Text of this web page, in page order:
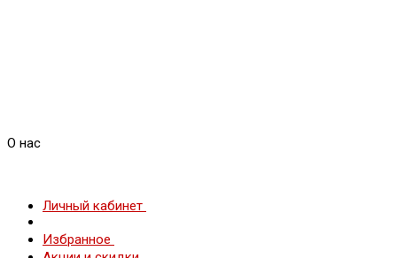
О нас
Личный кабинет
Избранное